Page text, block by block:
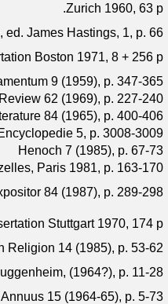
Zurich 1960, 63 p.
ed. James Hastings, 1, p. 66
Boston 1971, 8 + 256 p.
9 (1959), p. 347-365
62 (1969), p. 227-240
84 (1965), p. 400-406
5, p. 3008-3009
Henoch 7 (1985), p. 67-73
Paris 1981, p. 163-170
84 (1987), p. 289-298
Stuttgart 1970, 174 p.
Religion 14 (1985), p. 53-62
(1964?), p. 11-28
15 (1964-65), p. 5-73